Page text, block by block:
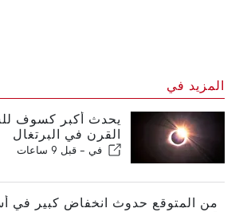
المزيد في
يحدث أكبر كسوف
القرن في البرتغال
في - قبل 9 ساعات
من المتوقع حدوث انخفاض كبير في